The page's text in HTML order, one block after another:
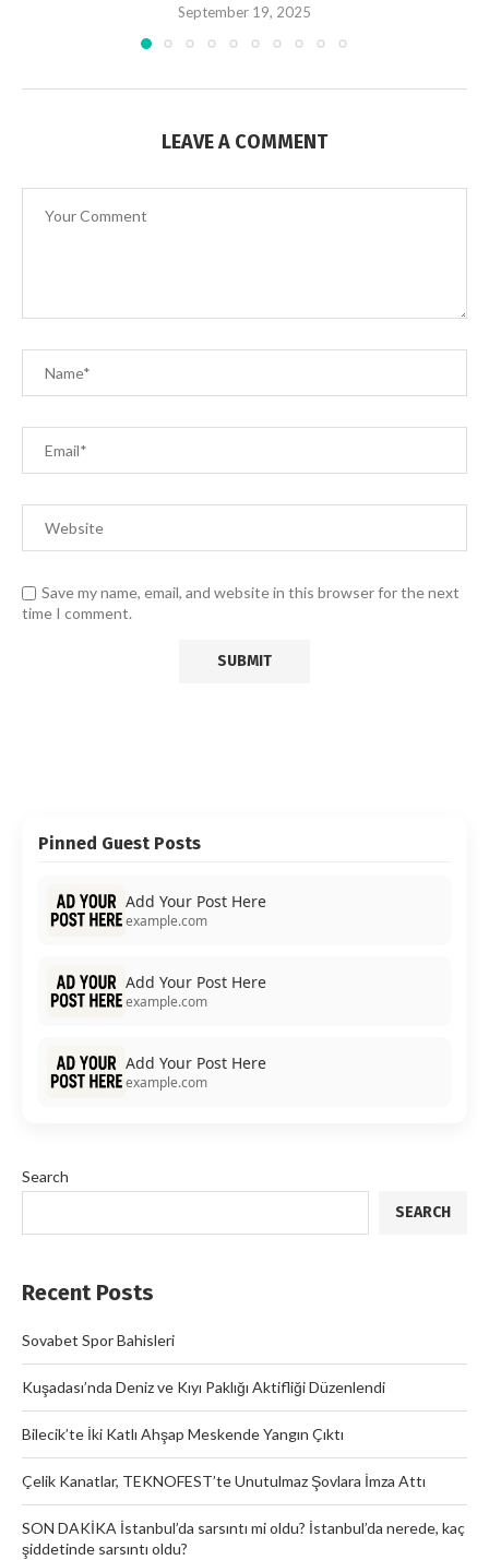
September 19, 2025
LEAVE A COMMENT
Save my name, email, and website in this browser for the next
time I comment.
Pinned Guest Posts
Add Your Post Here
example.com
Add Your Post Here
example.com
Add Your Post Here
example.com
Search
SEARCH
Recent Posts
Sovabet Spor Bahisleri
Kuşadası’nda Deniz ve Kıyı Paklığı Aktifliği Düzenlendi
Bilecik’te İki Katlı Ahşap Meskende Yangın Çıktı
Çelik Kanatlar, TEKNOFEST’te Unutulmaz Şovlara İmza Attı
SON DAKİKA İstanbul’da sarsıntı mi oldu? İstanbul’da nerede, kaç
şiddetinde sarsıntı oldu?